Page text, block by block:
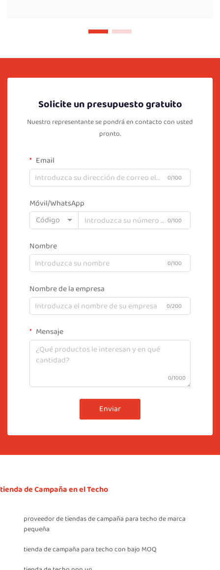
Solicite un presupuesto gratuito
Nuestro representante se pondrá en contacto con usted
pronto.
Email
0/100
Móvil/WhatsApp
Código
0/100
Nombre
0/100
Nombre de la empresa
0/200
Mensaje
0/1000
Enviar
tienda de Campaña en el Techo
proveedor de tiendas de campaña para techo de marca
pequeña
tienda de campaña para techo con bajo MOQ